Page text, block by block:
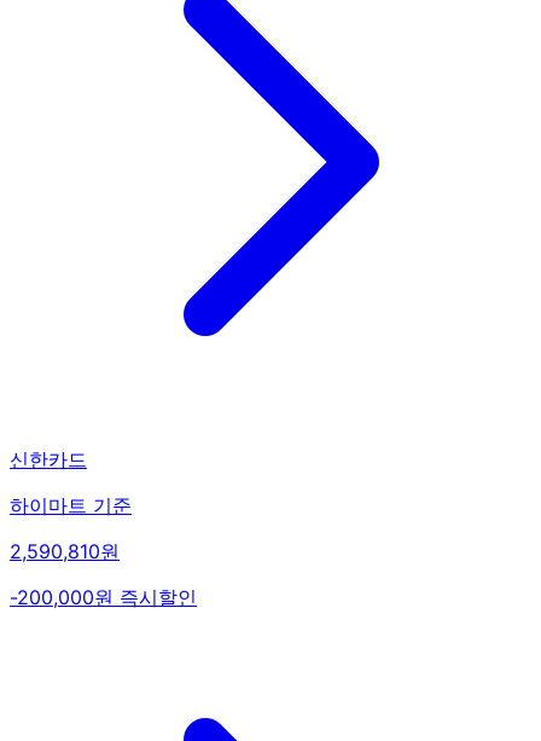
신한카드
하이마트 기준
2,590,810원
-200,000원 즉시할인